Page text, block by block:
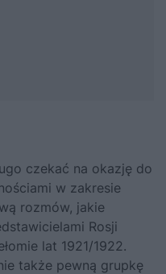
czekać na okazję do
w zakresie
rozmów, jakie
Rosji
lat 1921/1922.
także pewną grupkę